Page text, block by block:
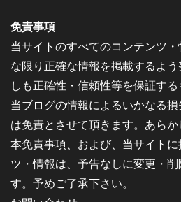
免責事項
当サイトのすべてのコンテンツ
な限り正確な情報を掲載するよ
しも正確性・信頼性等を保証する
当ブログの情報によるいかなる
は免責とさせて頂きます。あらか
本免責事項、および、当サイト
ツ・情報は、予告なしに変更・
す。予めご了承下さい。